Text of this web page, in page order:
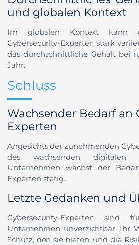
und globalen Kontext
Im globalen Kontext kann
Cybersecurity-Experten stark
das durchschnittliche Gehalt bei
Jahr.
Schluss
Wachsender Bedarf an
Experten
Angesichts der zunehmenden
des wachsenden digitalen
Unternehmen wächst der
Experten stetig.
Letzte Gedanken und
Cybersecurity-Experten sind
Unternehmen unverzichtbar. Ihr
Schutz, den sie bieten, und die